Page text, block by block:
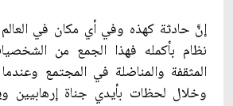
إنّ‏َ حادثة كهذه وفي أي مكان في العالم
نظام بأكمله فهذا الجمع من
المثقفة والمناضلة في المجتمع
وخلال لحظات بأيدي جناة إرهابيين